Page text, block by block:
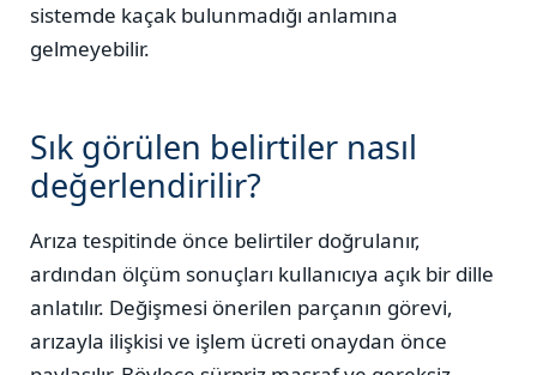
sistemde kaçak bulunmadığı anlamına
gelmeyebilir.
Sık görülen belirtiler nasıl
değerlendirilir?
Arıza tespitinde önce belirtiler doğrulanır,
ardından ölçüm sonuçları kullanıcıya açık bir dille
anlatılır. Değişmesi önerilen parçanın görevi,
arızayla ilişkisi ve işlem ücreti onaydan önce